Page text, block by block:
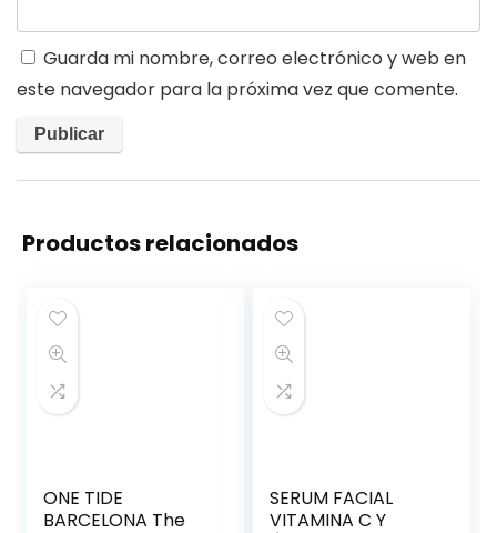
Guarda mi nombre, correo electrónico y web en
este navegador para la próxima vez que comente.
Productos relacionados
ONE TIDE
BARCELONA The
SERUM FACIAL
VITAMINA C Y